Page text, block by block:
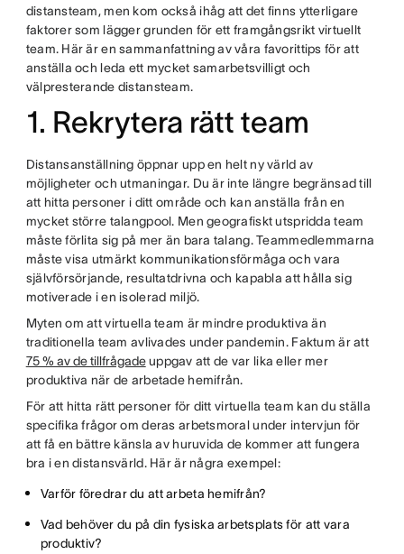
distansteam, men kom också ihåg att det finns ytterligare
faktorer som lägger grunden för ett framgångsrikt virtuellt
team. Här är en sammanfattning av våra favorittips för att
anställa och leda ett mycket samarbetsvilligt och
välpresterande distansteam.
1. Rekrytera rätt team
Distansanställning öppnar upp en helt ny värld av
möjligheter och utmaningar. Du är inte längre begränsad till
att hitta personer i ditt område och kan anställa från en
mycket större talangpool. Men geografiskt utspridda team
måste förlita sig på mer än bara talang. Teammedlemmarna
måste visa utmärkt kommunikationsförmåga och vara
självförsörjande, resultatdrivna och kapabla att hålla sig
motiverade i en isolerad miljö.
Myten om att virtuella team är mindre produktiva än
traditionella team avlivades under pandemin. Faktum är att
75 % av de tillfrågadeuppgav att de var lika eller mer
produktiva när de arbetade hemifrån.
För att hitta rätt personer för ditt virtuella team kan du ställa
specifika frågor om deras arbetsmoral under intervjun för
att få en bättre känsla av huruvida de kommer att fungera
bra i en distansvärld. Här är några exempel:
Varför föredrar du att arbeta hemifrån?
Vad behöver du på din fysiska arbetsplats för att vara
produktiv?